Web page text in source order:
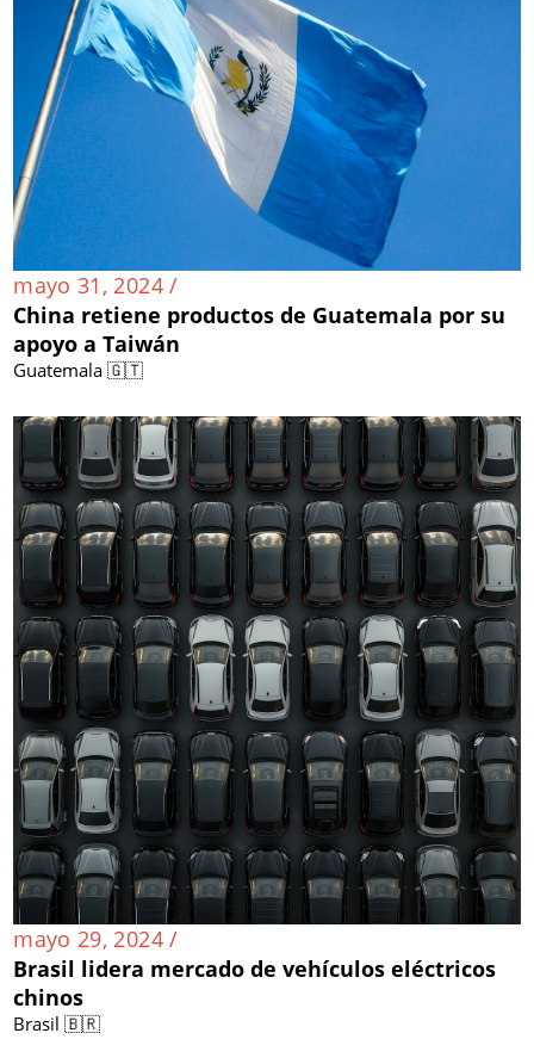
mayo 31, 2024 /
China retiene productos de Guatemala por su
apoyo a Taiwán
Guatemala 🇬🇹
mayo 29, 2024 /
Brasil lidera mercado de vehículos eléctricos
chinos
Brasil 🇧🇷